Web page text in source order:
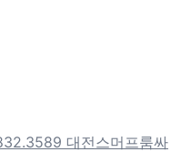
대전스머프룸싸